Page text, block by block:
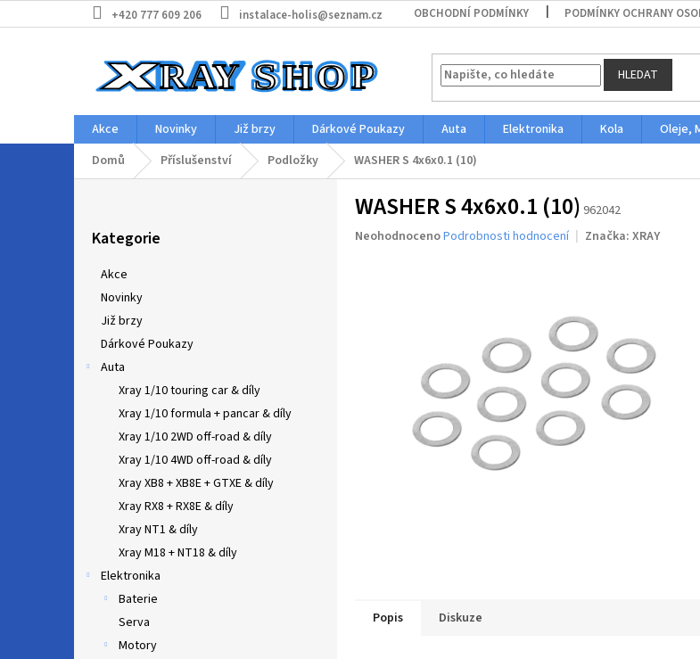
na
+420 777 609 206 instalace-holis@seznam.cz OBCHODNÍ PODMÍNKY PODMÍNKY OCHRANY
HLEDAT
Akce Novinky Již brzy Dárkové Poukazy Auta Elektronika Kola Oleje,
Domů
Příslušenství Podložky WASHER S 4x6x0.1 (10)
kategorie
Kategorie
Akce
Novinky
Již brzy
Dárkové Poukazy
Auta
Xray 1/10 touring car & díly
Xray 1/10 formula + pancar & díly
Xray 1/10 2WD off-road & díly
Xray 1/10 4WD off-road & díly
Xray XB8 + XB8E + GTXE & díly
Xray RX8 + RX8E & díly
Xray NT1 & díly
Xray M18 + NT18 & díly
Elektronika
Baterie
Serva
Motory
WASHER S 4x6x0.1 (10) 962042
Průměrné
NeohodnocenoPodrobnosti hodnocení Značka: XRAY
Popis Diskuze